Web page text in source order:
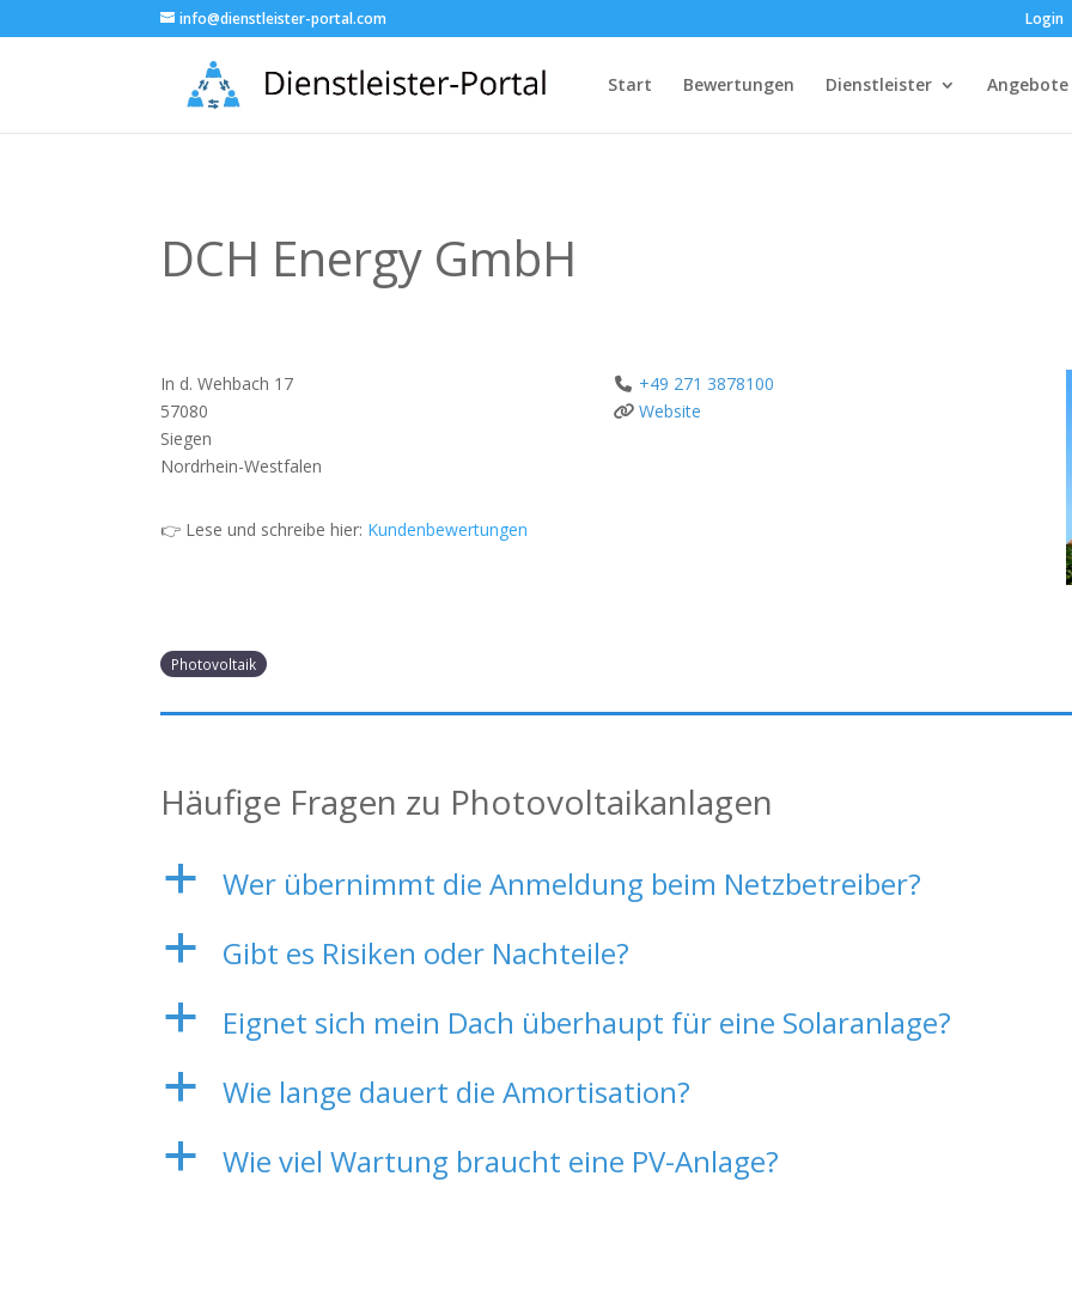
info@dienstleister-portal.com Login
Start Bewertungen Dienstleister Angebote
DCH Energy GmbH
In d. Wehbach 17
57080
Siegen
Nordrhein-Westfalen
👉 Lese und schreibe hier: Kundenbewertungen
+49 271 3878100
Website
Photovoltaik
Häufige Fragen zu Photovoltaikanlagen
a Wer übernimmt die Anmeldung beim Netzbetreiber?
a Gibt es Risiken oder Nachteile?
a Eignet sich mein Dach überhaupt für eine Solaranlage?
a Wie lange dauert die Amortisation?
a Wie viel Wartung braucht eine PV-Anlage?